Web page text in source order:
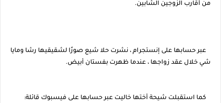
من أقارب الزوجين الشابين.
عبر حسابها على إنستجرام ، نشرت حلا شيع صورًا لشقيقيها رشا ومايا
شي خلال عقد زواجها ، عندما ظهرت بفستان أبيض.
كما استقبلت شيحة أختها خاليت عبر حسابها على فيسبوك قائلة: